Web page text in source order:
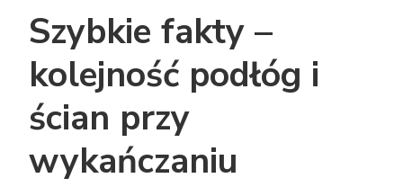
Szybkie fakty –
kolejność podłóg i
ścian przy
wykańczaniu